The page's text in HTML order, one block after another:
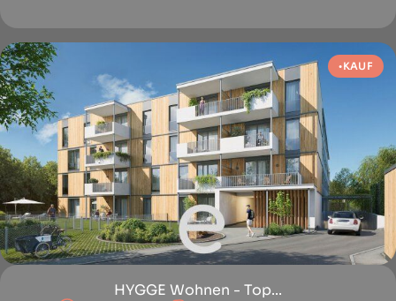
KAUF
HYGGE Wohnen - Top...